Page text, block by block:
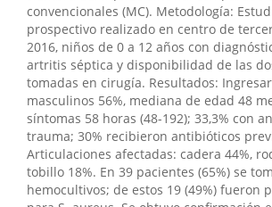
convencionales (MC). Metodología:
prospectivo realizado en centro de
2016, niños de 0 a 12 años con
artritis séptica y disponibilidad de las
tomadas en cirugía. Resultados:
masculinos 56%, mediana de edad 48
síntomas 58 horas (48-192); 33,3% con
trauma; 30% recibieron antibióticos
Articulaciones afectadas: cadera 44%,
tobillo 18%. En 39 pacientes (65%) se
hemocultivos; de estos 19 (49%) fueron